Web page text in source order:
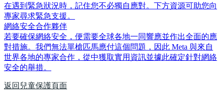
在遇到緊急狀況時，記住您不必獨自應對。下方資源可助您向
專家尋求緊急支援。
網絡安全合作夥伴
若要確保網絡安全，便需要全球各地一同響應並作出全面的應
對措施。我們無法單槍匹馬應付這個問題，因此 Meta 與來自
世界各地的專家合作，從中獲取實用資訊並據此確定針對網絡
安全的舉措。
返回兒童保護頁面